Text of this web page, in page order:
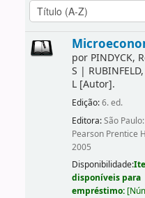
por PINDYCK,
S |
L[Autor].
Edição:6. ed.
Editora:São Paulo:
Pearson Prentice
2005
Disponibilidade:
disponíveis para
empréstimo: [